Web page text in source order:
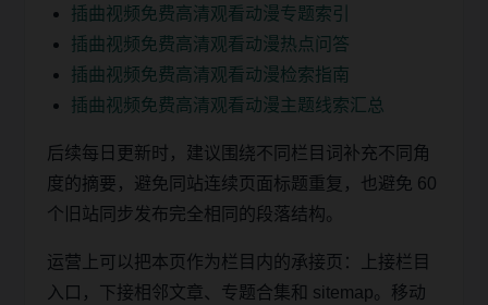
插曲视频免费高清观看动漫专题索引
插曲视频免费高清观看动漫热点问答
插曲视频免费高清观看动漫检索指南
插曲视频免费高清观看动漫主题线索汇总
后续每日更新时，建议围绕不同栏目词补充不同角
度的摘要，避免同站连续页面标题重复，也避免 60
个旧站同步发布完全相同的段落结构。
运营上可以把本页作为栏目内的承接页：上接栏目
入口，下接相邻文章、专题合集和 sitemap。移动